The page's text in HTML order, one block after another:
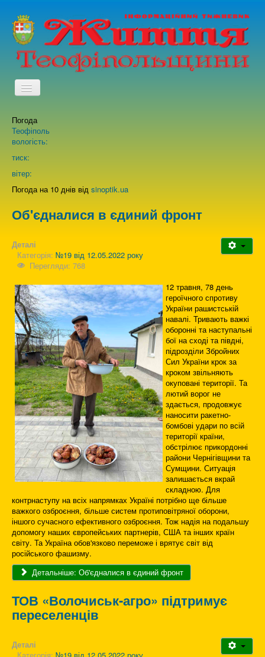
TPL_PROTOSTAR_TOGGLE_MENU
Про нас
Зворотній зв'язок
Погода
Теофіполь
вологість:
тиск:
вітер:
Погода на 10 днів від sinoptik.ua
Об'єдналися в єдиний фронт
Деталі
Категорія: №19 від 12.05.2022 року
Перегляди: 768
12 травня, 78 день
героїчного спротиву
України рашистській
навалі. Тривають важкі
оборонні та наступальні
бої на сході та півдні,
підрозділи Збройних
Сил України крок за
кроком звільняють
окуповані території. Та
лютий ворог не
здається, продовжує
наносити ракетно-
бомбові удари по всій
території країни,
обстрілює прикордонні
райони Чернігівщини та
Сумщини. Ситуація
залишається вкрай
складною. Для
контрнаступу на всіх напрямках Україні потрібно ще більше
важкого озброєння, більше систем протиповітряної оборони,
іншого сучасного ефективного озброєння. Тож надія на подальшу
допомогу наших європейських партнерів, США та інших країн
світу. Та Україна обов'язково переможе і врятує світ від
російського фашизму.
Детальніше: Об'єдналися в єдиний фронт
ТОВ «Волочиськ-агро» підтримує
переселенців
Деталі